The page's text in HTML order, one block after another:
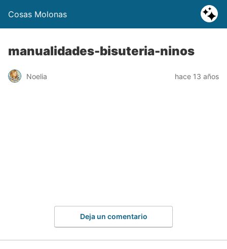
Cosas Molonas
manualidades-bisuteria-ninos
Noelia hace 13 años
Deja un comentario